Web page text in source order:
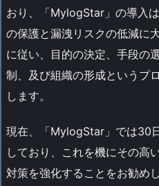
おり、「MylogStar」の導入
の保護と漏洩リスクの低減に
に従い、目的の決定、手段の
制、及び組織の形成というプ
します。
現在、「MylogStar」では30
しており、これを機にその高
対策を強化することをお勧め